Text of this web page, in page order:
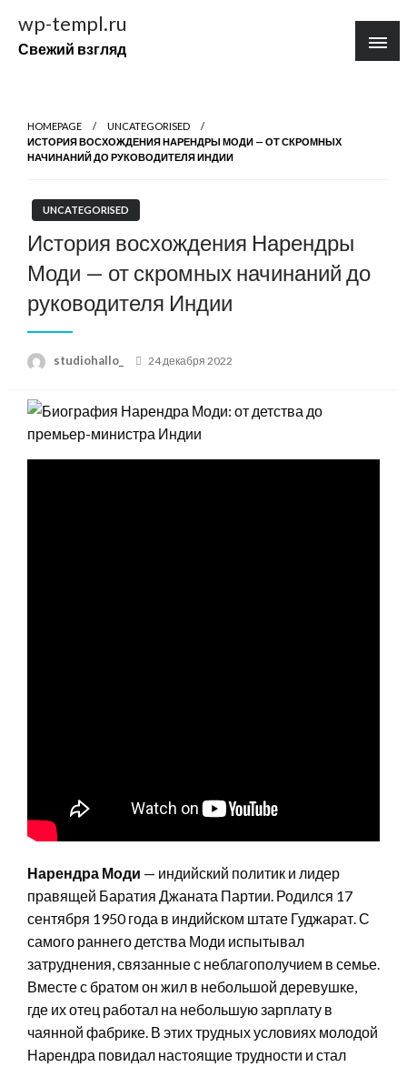
содержимому
wp-templ.ru
Свежий взгляд
HOMEPAGE
UNCATEGORISED
ИСТОРИЯ ВОСХОЖДЕНИЯ НАРЕНДРЫ МОДИ — ОТ СКРОМНЫХ
НАЧИНАНИЙ ДО РУКОВОДИТЕЛЯ ИНДИИ
UNCATEGORISED
История восхождения Нарендры
Моди — от скромных начинаний до
руководителя Индии
studiohallo_
Posted
24 декабря 2022
Нарендра Моди — индийский политик и лидер
правящей Баратия Джаната Партии. Родился 17
сентября 1950 года в индийском штате Гуджарат. С
самого раннего детства Моди испытывал
затруднения, связанные с неблагополучием в семье.
Вместе с братом он жил в небольшой деревушке,
где их отец работал на небольшую зарплату в
чаянной фабрике. В этих трудных условиях молодой
Нарендра повидал настоящие трудности и стал